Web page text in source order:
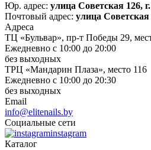
Юр. адрес: улица Советская 126,
Почтовый адрес: улица Советская
Адреса
ТЦ «Бульвар», пр-т Победы 29,
Ежедневно с 10:00 до 20:00
без выходных
ТРЦ «Мандарин Плаза», место 116
Ежедневно с 10:00 до 20:30
без выходных
Email
info@elitenails.by
Социальные сети
instagram
Каталог